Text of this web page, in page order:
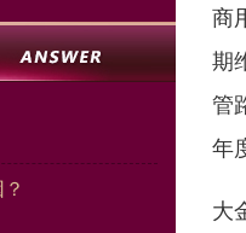
商
期
管
年
大